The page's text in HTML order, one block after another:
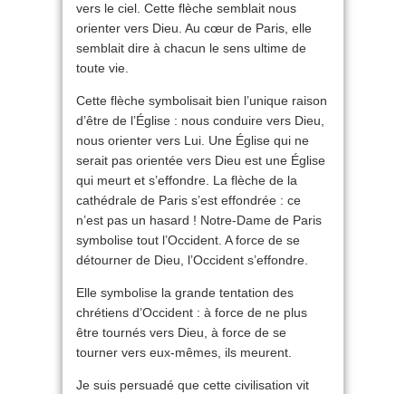
vers le ciel. Cette flèche semblait nous
orienter vers Dieu. Au cœur de Paris, elle
semblait dire à chacun le sens ultime de
toute vie.
Cette flèche symbolisait bien l’unique raison
d’être de l’Église : nous conduire vers Dieu,
nous orienter vers Lui. Une Église qui ne
serait pas orientée vers Dieu est une Église
qui meurt et s’effondre. La flèche de la
cathédrale de Paris s’est effondrée : ce
n’est pas un hasard ! Notre-Dame de Paris
symbolise tout l’Occident. A force de se
détourner de Dieu, l’Occident s’effondre.
Elle symbolise la grande tentation des
chrétiens d’Occident : à force de ne plus
être tournés vers Dieu, à force de se
tourner vers eux-mêmes, ils meurent.
Je suis persuadé que cette civilisation vit